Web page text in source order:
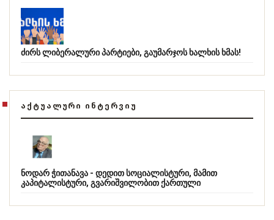
ძირს ლიბერალური პარტიები, გაუმარჯოს ხალხის ხმას!
ᲐᲥᲢᲣᲐᲚᲣᲠᲘ ᲘᲜᲢᲔᲠᲕᲘᲣ
ნოდარ ჭითანავა - დედით სოციალისტური, მამით
კაპიტალისტური, გვარიშვილობით ქართული